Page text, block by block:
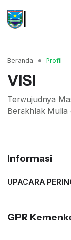
K
Beranda Profil
VISI
Terwujudnya
Berakhlak Mulia
Informasi
UPACARA
GPR